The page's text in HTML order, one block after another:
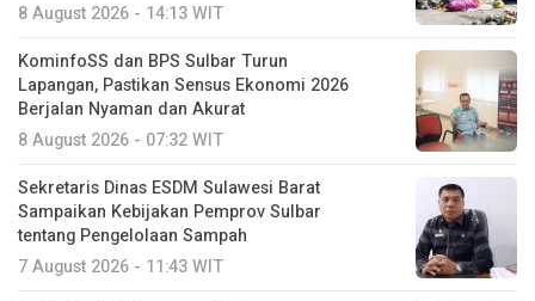
8 August 2026 - 14:13 WIT
KominfoSS dan BPS Sulbar Turun
Lapangan, Pastikan Sensus Ekonomi 2026
Berjalan Nyaman dan Akurat
8 August 2026 - 07:32 WIT
Sekretaris Dinas ESDM Sulawesi Barat
Sampaikan Kebijakan Pemprov Sulbar
tentang Pengelolaan Sampah
7 August 2026 - 11:43 WIT